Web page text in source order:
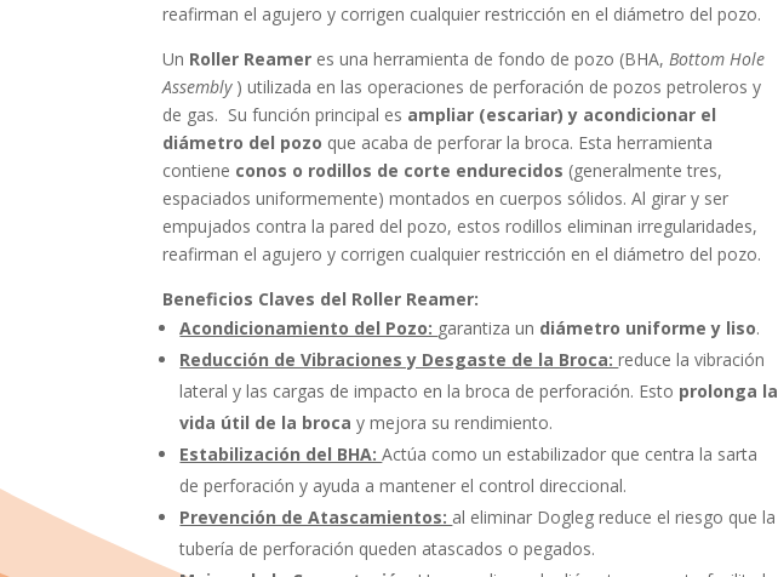
reafirman el agujero y corrigen cualquier restricción en el diámetro del pozo.
Un Roller Reamer es una herramienta de fondo de pozo (BHA, Bottom Hole
Assembly) utilizada en las operaciones de perforación de pozos petroleros y
de gas. Su función principal es ampliar (escariar) y acondicionar el
diámetro del pozo que acaba de perforar la broca. Esta herramienta
contiene conos o rodillos de corte endurecidos (generalmente tres,
espaciados uniformemente) montados en cuerpos sólidos. Al girar y ser
empujados contra la pared del pozo, estos rodillos eliminan irregularidades,
reafirman el agujero y corrigen cualquier restricción en el diámetro del pozo.
Beneficios Claves del Roller Reamer:
Acondicionamiento del Pozo: garantiza un diámetro uniforme y liso.
Reducción de Vibraciones y Desgaste de la Broca:reduce la vibración
lateral y las cargas de impacto en la broca de perforación. Esto prolonga la
vida útil de la broca y mejora su rendimiento.
Estabilización del BHA:Actúa como un estabilizador que centra la sarta
de perforación y ayuda a mantener el control direccional.
Prevención de Atascamientos: al eliminar Dogleg reduce el riesgo que la
tubería de perforación queden atascados o pegados.